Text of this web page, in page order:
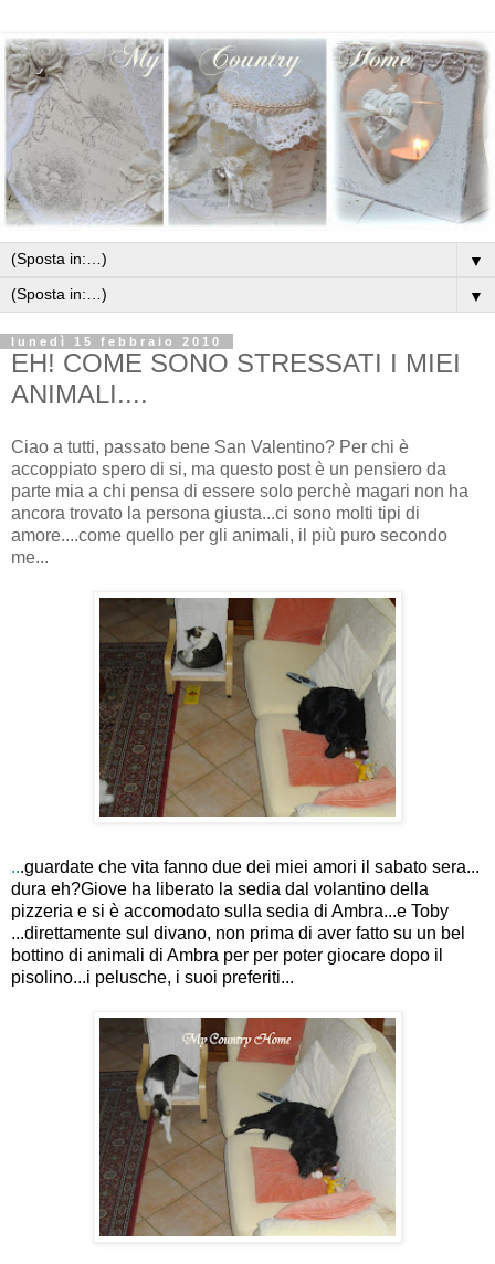
▼
▼
lunedì 15 febbraio 2010
EH! COME SONO STRESSATI I MIEI
ANIMALI....
Ciao a tutti, passato bene San Valentino? Per chi è
accoppiato spero di si, ma questo post è un pensiero da
parte mia a chi pensa di essere solo perchè magari non ha
ancora trovato la persona giusta...ci sono molti tipi di
amore....come quello per gli animali, il più puro secondo
me...
...guardate che vita fanno due dei miei amori il sabato sera...
dura eh?Giove ha liberato la sedia dal volantino della
pizzeria e si è accomodato sulla sedia di Ambra...e Toby
...direttamente sul divano, non prima di aver fatto su un bel
bottino di animali di Ambra per per poter giocare dopo il
pisolino...i pelusche, i suoi preferiti...